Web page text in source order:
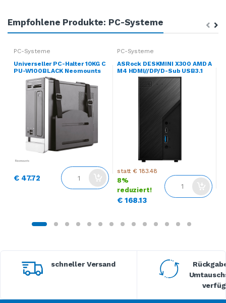
Empfohlene Produkte: PC-Systeme
PC-Systeme
Universeller PC-Halter 10KG C
PU-W100BLACK Neomounts
€ 47.72
PC-Systeme
ASRock DESKMINI X300 AMD A
M4 HDMI//DP/D-Sub USB3.1
statt € 183.48
8%
reduziert!
€ 168.13
schneller Versand